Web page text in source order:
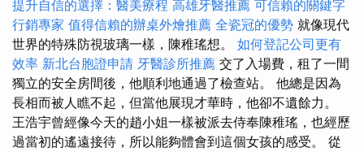
提升自信的選擇：醫美療程 高雄牙醫推薦 可信賴的關鍵字
行銷專家 值得信賴的辦桌外燴推薦 全瓷冠的優勢 就像現代
世界的特殊防視玻璃一樣，陳稚瑤想。 如何登記公司更有
效率 新北台胞證申請 牙醫診所推薦 交了入場費，租了一間
獨立的安全房間後，他順利地通過了檢查站。 他總是因為
長相而被人瞧不起，但當他展現才華時，他卻不遺餘力。
王浩宇曾經像今天的趙小姐一樣被派去侍奉陳稚瑤，也經歷
過當初的遙遠接待，所以能夠體會到這個女孩的感受。 從